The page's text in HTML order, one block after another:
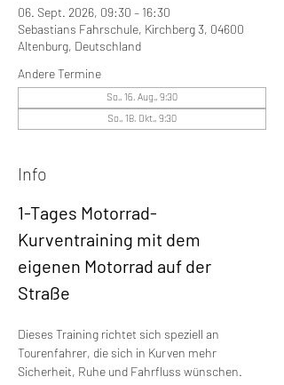
06. Sept. 2026, 09:30 – 16:30
Sebastians Fahrschule, Kirchberg 3, 04600
Altenburg, Deutschland
Andere Termine
So., 16. Aug., 9:30
So., 18. Okt., 9:30
Info
1-Tages Motorrad-
Kurventraining mit dem
eigenen Motorrad auf der
Straße
Dieses Training richtet sich speziell an
Tourenfahrer, die sich in Kurven mehr
Sicherheit, Ruhe und Fahrfluss wünschen.